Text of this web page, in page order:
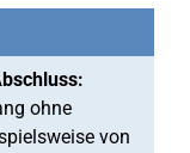
ohne
von